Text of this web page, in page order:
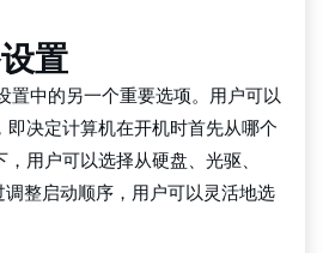
置
置中的另一个重要选项。用户可以
决定计算机在开机时首先从哪个
用户可以选择从硬盘、光驱、
整启动顺序，用户可以灵活地选